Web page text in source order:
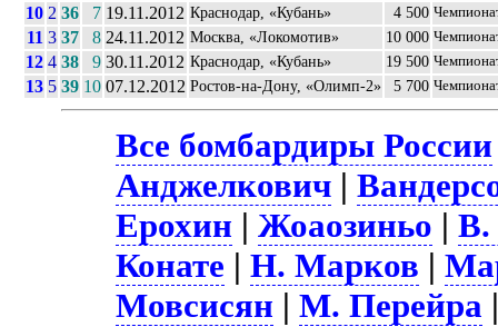
10 2 36 7 19.11.2012 Краснодар, «Кубань» 4 500
11 3 37 8 24.11.2012 Москва, «Локомотив» 10 000
12 4 38 9 30.11.2012 Краснодар, «Кубань» 19 500
13 5 39 10 07.12.2012 Ростов-на-Дону, «Олимп-2» 5 700
Все бомбардиры России
Анджелкович |
Ерохин |Жоаозиньо |В.
Конате |Н. Марков |
Мовсисян |М. Перейра